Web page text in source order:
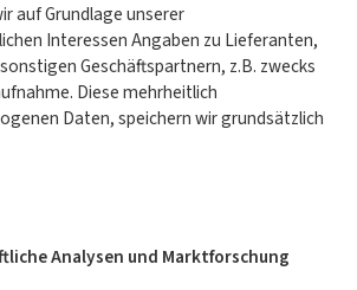
auf Grundlage unserer
Interessen Angaben zu Lieferanten,
Geschäftspartnern, z.B. zwecks
Diese mehrheitlich
Daten, speichern wir grundsätzlich
Analysen und Marktforschung